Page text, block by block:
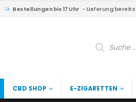
Bestellungen bis 17 Uhr - Lieferung
Products
search
CBD SHOP E-ZIGARETTEN